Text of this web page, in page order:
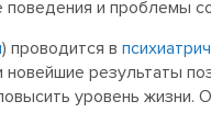
и проблемы
) проводится в
результаты
уровень жизни.